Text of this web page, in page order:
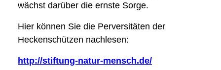
wächst darüber die ernste Sorge.
Hier können Sie die Perversitäten der
Heckenschützen nachlesen:
http://stiftung-natur-mensch.de/